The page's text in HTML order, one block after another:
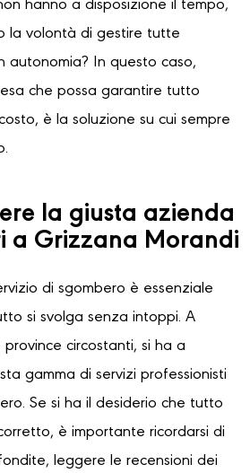
hanno a disposizione il tempo,
la volontà di gestire tutte
autonomia? In questo caso,
che possa garantire tutto
è la soluzione su cui sempre
la giusta azienda
a Grizzana Morandi
di sgombero è essenziale
si svolga senza intoppi. A
circostanti, si ha a
gamma di servizi professionisti
Se si ha il desiderio che tutto
è importante ricordarsi di
leggere le recensioni dei